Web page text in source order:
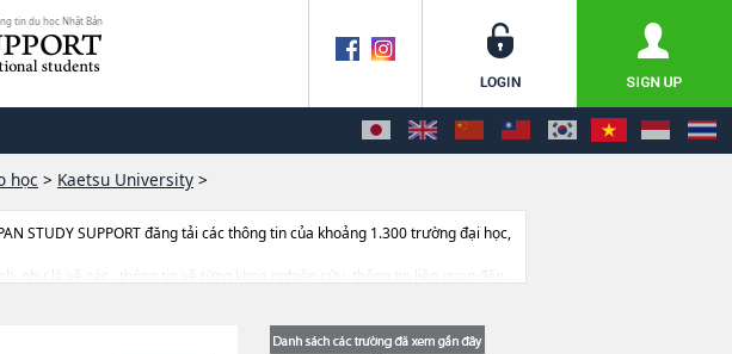
tin du học Nhật Bản
học > Kaetsu University >
STUDY SUPPORT đăng tải các thông tin của khoảng 1.300 trường đại học,
như là về các , thông tin về từng khoa nghiên cứu, thông tin liên quan đến